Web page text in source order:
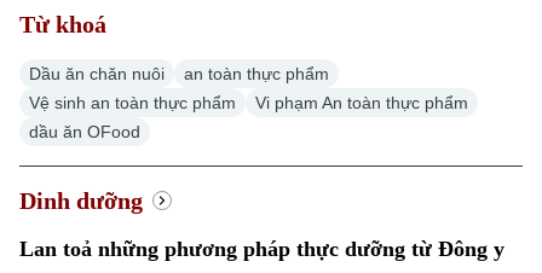
Từ khoá
Dầu ăn chăn nuôi
an toàn thực phẩm
Vệ sinh an toàn thực phẩm
Vi phạm An toàn thực phẩm
dầu ăn OFood
Dinh dưỡng
Lan toả những phương pháp thực dưỡng từ Đông y